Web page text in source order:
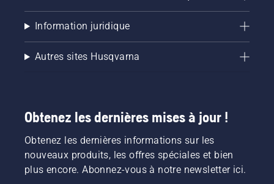
Information juridique
Autres sites Husqvarna
Obtenez les dernières mises à jour !
Obtenez les dernières informations sur les
nouveaux produits, les offres spéciales et bien
plus encore. Abonnez-vous à notre newsletter ici.